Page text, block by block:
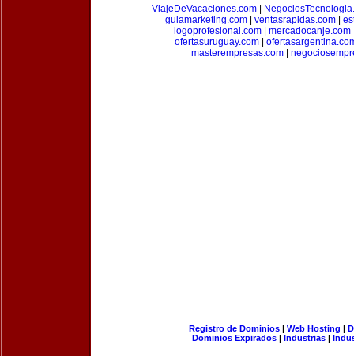
ViajeDeVacaciones.com
guiamarketing.com| ventasrapidas.com|
logoprofesional.com
mercadocanje.com
ofertasuruguay.com|
masterempresas.com|
Registro de Dominios| Web Hosting |
Dominios Expirados | Industrias |